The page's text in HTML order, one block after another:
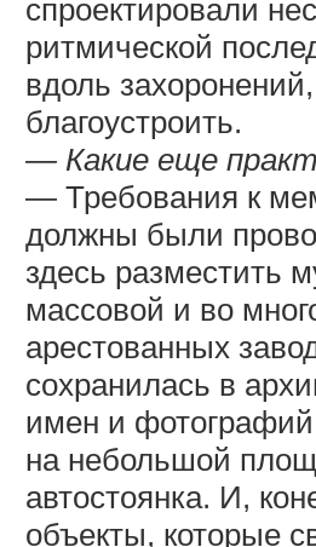
спроектировали
ритмической
вдоль
благоустроить.
— Какие еще
— Требования к
должны были
здесь разместить
массовой и во
арестованных
сохранилась в
имен и
на небольшой
автостоянка. И,
объекты, которые